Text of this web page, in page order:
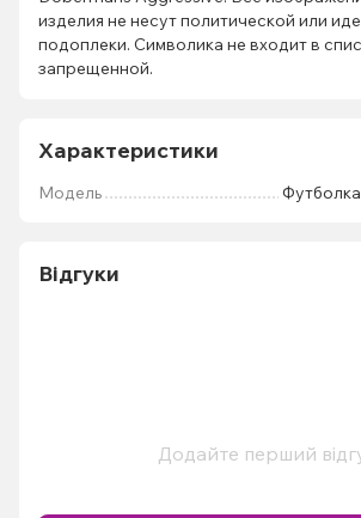
изделия не несут политической или
подоплеки. Символика не входит в
запрещенной.
Характеристики
Мoдель Футболка
Відгуки
Додайте перший